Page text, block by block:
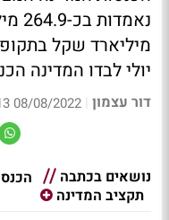
מיליארד שקל
יולי לבדו המדינה הכניסה 37.6
דור עצמון |
08/08/2022 14:13
נושאים בכתבה
תקציב המדינה